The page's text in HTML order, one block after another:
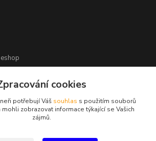
cookies
potřebují Váš souhlas s použitím souborů
mohli zobrazovat informace týkající se Vašich
zájmů.